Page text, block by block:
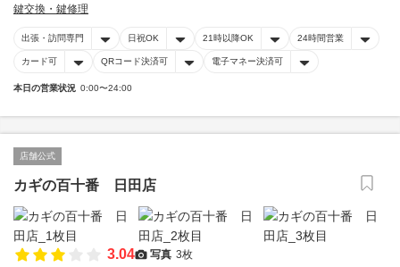
鍵交換・鍵修理
出張・訪問専門 日祝OK 21時以降OK 24時間営業
カード可 QRコード決済可 電子マネー決済可
本日の営業状況 0:00〜24:00
店舗公式
カギの百十番 日田店
3.04 写真 3枚